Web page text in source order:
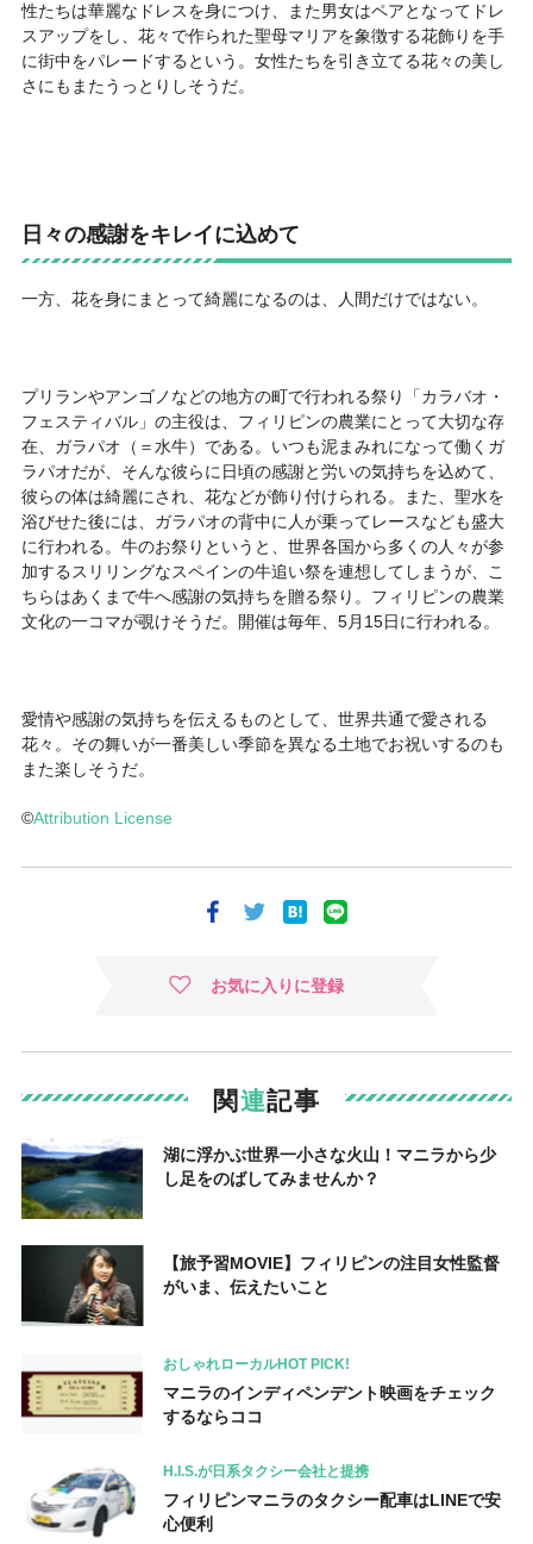
性たちは華麗なドレスを身につけ、また男女はペアとなってドレ
スアップをし、花々で作られた聖母マリアを象徴する花飾りを手
に街中をパレードするという。女性たちを引き立てる花々の美し
さにもまたうっとりしそうだ。
日々の感謝をキレイに込めて
一方、花を身にまとって綺麗になるのは、人間だけではない。
プリランやアンゴノなどの地方の町で行われる祭り「カラバオ・
フェスティバル」の主役は、フィリピンの農業にとって大切な存
在、ガラパオ（＝水牛）である。いつも泥まみれになって働くガ
ラパオだが、そんな彼らに日頃の感謝と労いの気持ちを込めて、
彼らの体は綺麗にされ、花などが飾り付けられる。また、聖水を
浴びせた後には、ガラパオの背中に人が乗ってレースなども盛大
に行われる。牛のお祭りというと、世界各国から多くの人々が参
加するスリリングなスペインの牛追い祭を連想してしまうが、こ
ちらはあくまで牛へ感謝の気持ちを贈る祭り。フィリピンの農業
文化の一コマが覗けそうだ。開催は毎年、5月15日に行われる。
愛情や感謝の気持ちを伝えるものとして、世界共通で愛される
花々。その舞いが一番美しい季節を異なる土地でお祝いするのも
また楽しそうだ。
©Attribution License
お気に入りに登録
関連記事
湖に浮かぶ世界一小さな火山！マニラから少
し足をのばしてみませんか？
【旅予習MOVIE】フィリピンの注目女性監督
がいま、伝えたいこと
おしゃれローカルHOT PICK!
マニラのインディペンデント映画をチェック
するならココ
H.I.S.が日系タクシー会社と提携
フィリピンマニラのタクシー配車はLINEで安
心便利